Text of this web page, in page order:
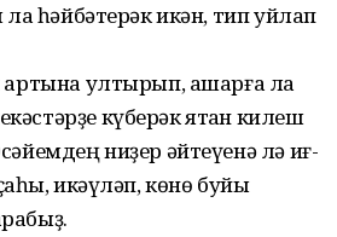
ла һәйбәтерәк икән, тип уйлап
артына ултырып, ашарға ла
күберәк ятҡан килеш
ниҙер әйтеүенә лә иғ-
икәүләп, көнө буйы